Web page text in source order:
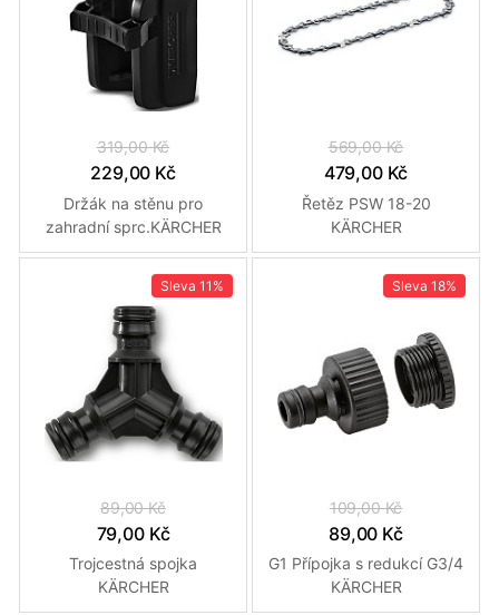
319,00 Kč
229,00 Kč
Držák na stěnu pro
zahradní sprc.KÄRCHER
569,00 Kč
479,00 Kč
Řetěz PSW 18-20
KÄRCHER
Sleva 11%
89,00 Kč
79,00 Kč
Trojcestná spojka
KÄRCHER
Sleva 18%
109,00 Kč
89,00 Kč
G1 Přípojka s redukcí G3/4
KÄRCHER